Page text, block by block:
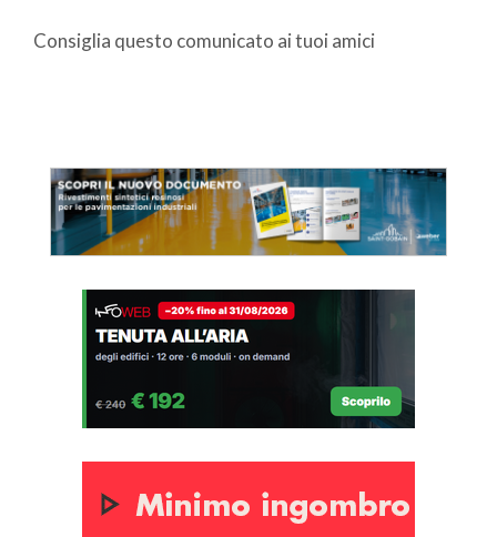
Consiglia questo comunicato ai tuoi amici